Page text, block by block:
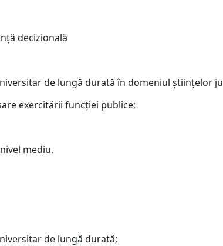
decizională
de lungă durată în domeniul ştiinţelor
exercitării funcţiei publice;
mediu.
de lungă durată;